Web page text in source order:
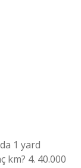
1 yard
km? 4. 40.000